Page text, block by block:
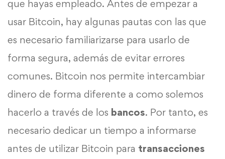
que hayas empleado. Antes de empezar a
usar Bitcoin, hay algunas pautas con las que
es necesario familiarizarse para usarlo de
forma segura, además de evitar errores
comunes. Bitcoin nos permite intercambiar
dinero de forma diferente a como solemos
hacerlo a través de los bancos. Por tanto, es
necesario dedicar un tiempo a informarse
antes de utilizar Bitcoin para transacciones